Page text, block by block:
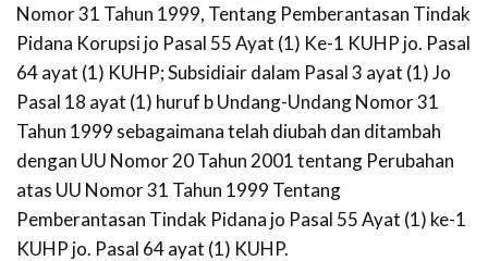
Nomor 31 Tahun 1999, Tentang Pemberantasan Tindak
Pidana Korupsi jo Pasal 55 Ayat (1) Ke-1 KUHP jo. Pasal
64 ayat (1) KUHP; Subsidiair dalam Pasal 3 ayat (1) Jo
Pasal 18 ayat (1) huruf b Undang-Undang Nomor 31
Tahun 1999 sebagaimana telah diubah dan ditambah
dengan UU Nomor 20 Tahun 2001 tentang Perubahan
atas UU Nomor 31 Tahun 1999 Tentang
Pemberantasan Tindak Pidana jo Pasal 55 Ayat (1) ke-1
KUHP jo. Pasal 64 ayat (1) KUHP.